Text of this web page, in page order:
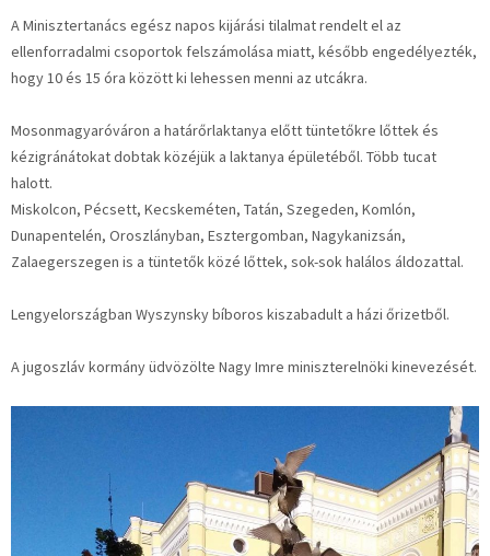
A Minisztertanács egész napos kijárási tilalmat rendelt el az
ellenforradalmi csoportok felszámolása miatt, később engedélyezték,
hogy 10 és 15 óra között ki lehessen menni az utcákra.
Mosonmagyaróváron a határőrlaktanya előtt tüntetőkre lőttek és
kézigránátokat dobtak közéjük a laktanya épületéből. Több tucat
halott.
Miskolcon, Pécsett, Kecskeméten, Tatán, Szegeden, Komlón,
Dunapentelén, Oroszlányban, Esztergomban, Nagykanizsán,
Zalaegerszegen is a tüntetők közé lőttek, sok-sok halálos áldozattal.
Lengyelországban Wyszynsky bíboros kiszabadult a házi őrizetből.
A jugoszláv kormány üdvözölte Nagy Imre miniszterelnöki kinevezését.